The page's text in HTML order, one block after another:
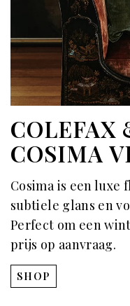
COLEFAX
COSIMA
Cosima is een luxe
subtiele glans en
Perfect om een
prijs op aanvraag.
SHOP